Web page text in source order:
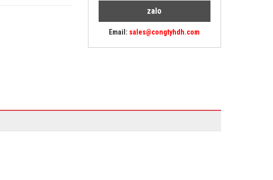
zalo
Email: sales@congtyhdh.com